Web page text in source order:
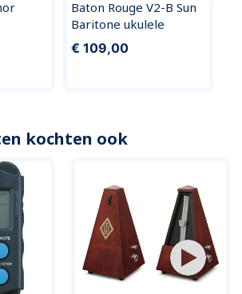
Baton Rouge V2-B Sun
Baritone ukulele
€ 109,00
kochten ook